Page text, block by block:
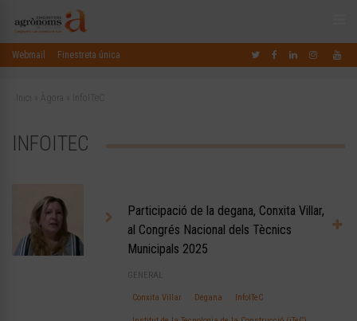
Webmail Finestreta única
Inici Àgora InfoITeC
INFOITEC
Participació de la degana, Conxita Villar,
al Congrés Nacional dels Tècnics
Municipals 2025
GENERAL
Conxita Villar Degana InfoITeC